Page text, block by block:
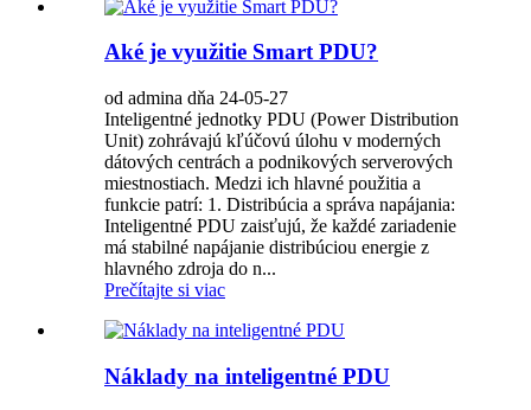
Aké je využitie Smart PDU?
od admina dňa 24-05-27
Inteligentné jednotky PDU (Power Distribution
Unit) zohrávajú kľúčovú úlohu v moderných
dátových centrách a podnikových serverových
miestnostiach. Medzi ich hlavné použitia a
funkcie patrí: 1. Distribúcia a správa napájania:
Inteligentné PDU zaisťujú, že každé zariadenie
má stabilné napájanie distribúciou energie z
hlavného zdroja do n...
Prečítajte si viac
Náklady na inteligentné PDU